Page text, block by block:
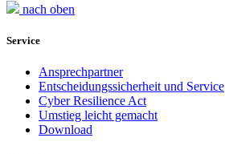
nach oben
Service
Ansprechpartner
Entscheidungssicherheit und Service
Cyber Resilience Act
Umstieg leicht gemacht
Download